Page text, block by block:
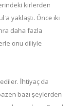
kirlerden
yaklaştı. Önce iki
daha fazla
onu diliyle
İhtiyaç da
bazı şeylerden